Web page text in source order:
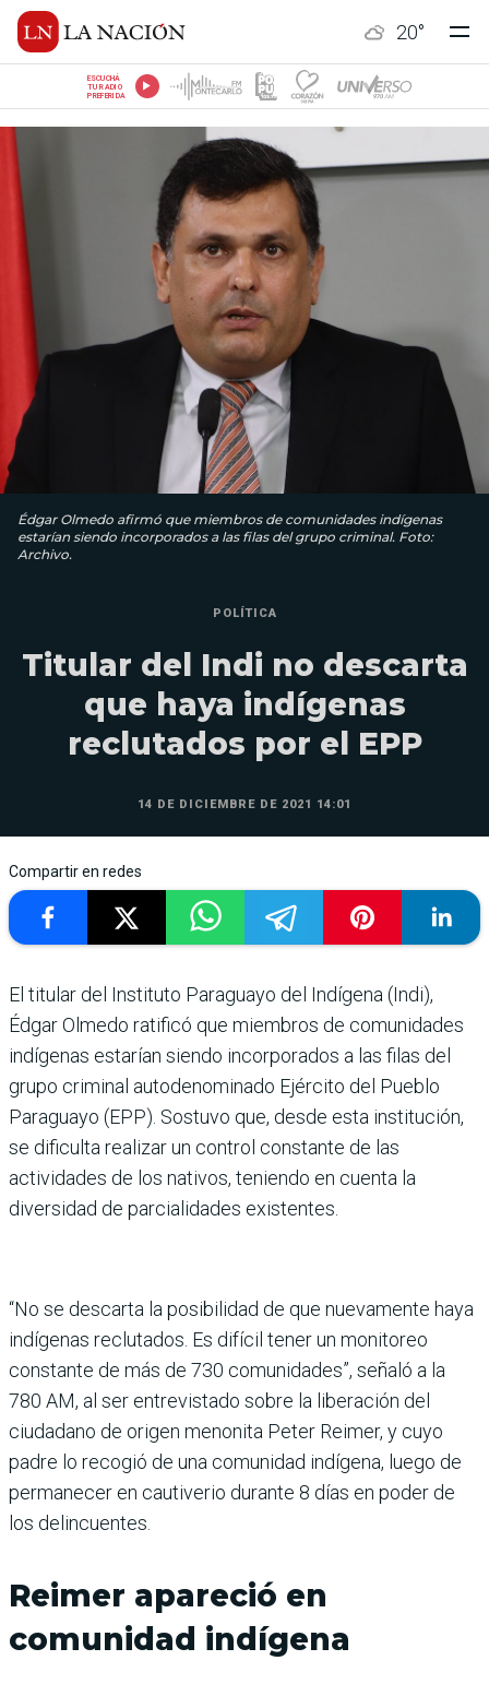
20°
ESCUCHÁ
TU RADIO
PREFERIDA
Édgar Olmedo afirmó que miembros de comunidades indígenas
estarían siendo incorporados a las filas del grupo criminal. Foto:
Archivo.
POLÍTICA
Titular del Indi no descarta
que haya indígenas
reclutados por el EPP
14 DE DICIEMBRE DE 2021 14:01
Compartir en redes
El titular del Instituto Paraguayo del Indígena (Indi),
Édgar Olmedo ratificó que miembros de comunidades
indígenas estarían siendo incorporados a las filas del
grupo criminal autodenominado Ejército del Pueblo
Paraguayo (EPP). Sostuvo que, desde esta institución,
se dificulta realizar un control constante de las
actividades de los nativos, teniendo en cuenta la
diversidad de parcialidades existentes.
“No se descarta la posibilidad de que nuevamente haya
indígenas reclutados. Es difícil tener un monitoreo
constante de más de 730 comunidades”, señaló a la
780 AM, al ser entrevistado sobre la liberación del
ciudadano de origen menonita Peter Reimer, y cuyo
padre lo recogió de una comunidad indígena, luego de
permanecer en cautiverio durante 8 días en poder de
los delincuentes.
Reimer apareció en
comunidad indígena